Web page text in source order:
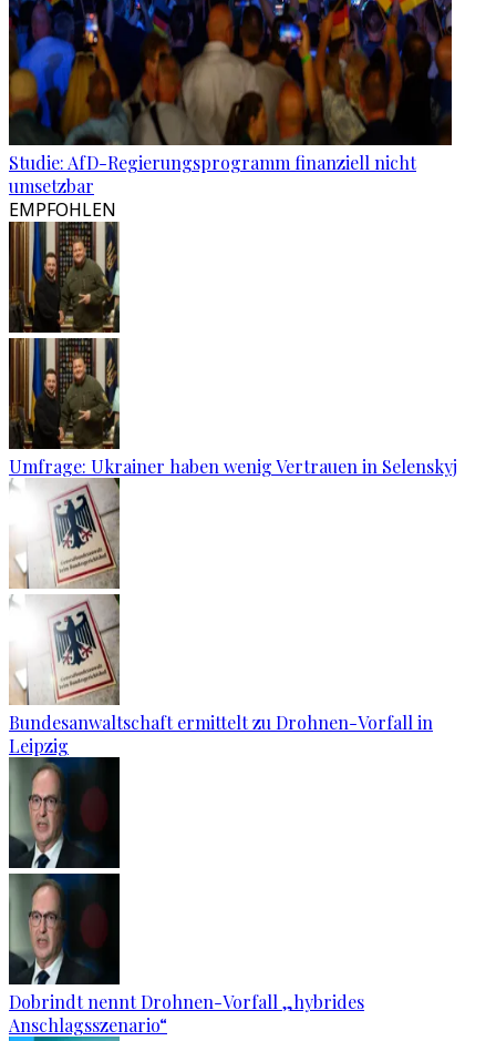
Studie: AfD-Regierungsprogramm finanziell nicht
umsetzbar
EMPFOHLEN
Umfrage: Ukrainer haben wenig Vertrauen in Selenskyj
Bundesanwaltschaft ermittelt zu Drohnen-Vorfall in
Leipzig
Dobrindt nennt Drohnen-Vorfall „hybrides
Anschlagsszenario“